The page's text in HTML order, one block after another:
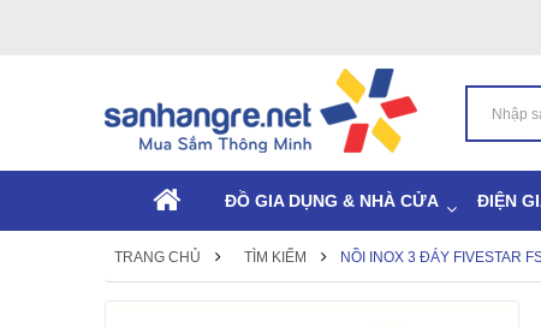
ĐỒ GIA DỤNG & NHÀ CỬA ĐIỆN
TRANG CHỦ TÌM KIẾM NỒI INOX 3 ĐÁY FIVESTAR